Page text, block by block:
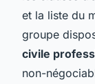
et la liste du
groupe
civile
non-